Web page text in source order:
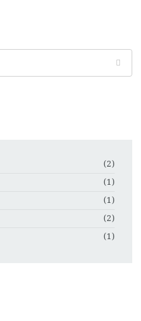
(2)
(1)
(1)
(2)
(1)